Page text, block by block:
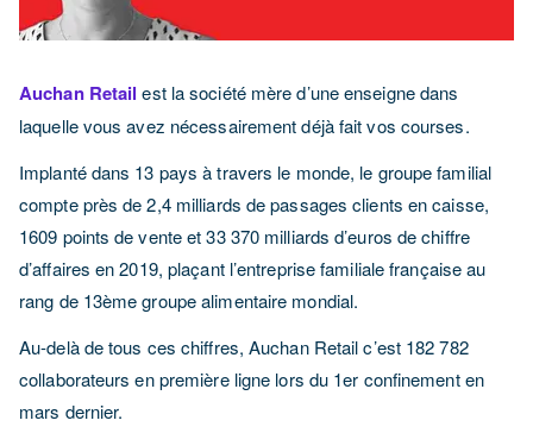
Auchan Retail est la société mère d’une enseigne dans
laquelle vous avez nécessairement déjà fait vos courses.
Implanté dans 13 pays à travers le monde, le groupe familial
compte près de 2,4 milliards de passages clients en caisse,
1609 points de vente et 33 370 milliards d’euros de chiffre
d’affaires en 2019, plaçant l’entreprise familiale française au
rang de 13ème groupe alimentaire mondial.
Au-delà de tous ces chiffres, Auchan Retail c’est 182 782
collaborateurs en première ligne lors du 1er confinement en
mars dernier.